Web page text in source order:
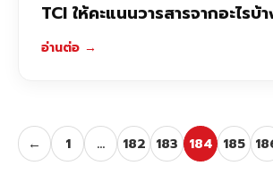
TCI ให้คะแนนวารสารจากอะไรบ้
อ่านต่อ →
← 1 … 182 183 184 185